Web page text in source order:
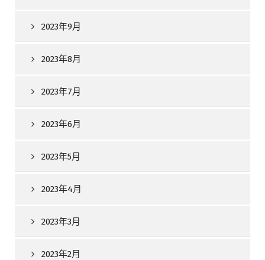
2023年9月
2023年8月
2023年7月
2023年6月
2023年5月
2023年4月
2023年3月
2023年2月